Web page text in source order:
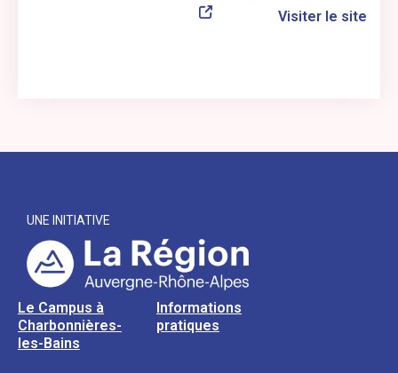
Visiter le site
UNE INITIATIVE
Le Campus à
Charbonnières-
les-Bains
Informations
pratiques